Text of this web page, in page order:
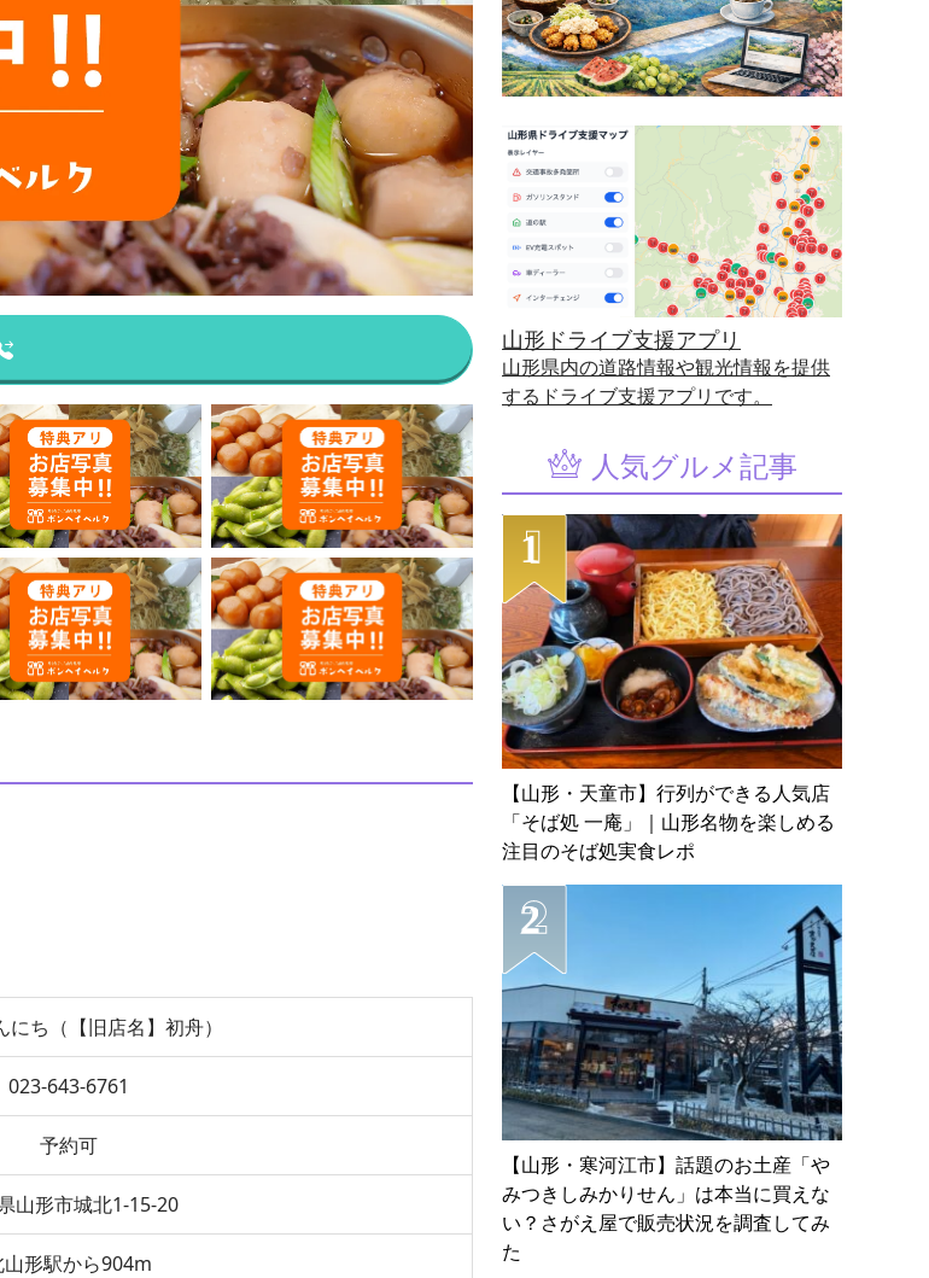
にち（【旧店名】初舟）
023-643-6761
予約可
山形市城北1-15-20
山形駅から904m
山形ドライブ支援アプリ
山形県内の道路情報や観光情報を提供
するドライブ支援アプリです。
人気グルメ記事
【山形・天童市】行列ができる人気店
「そば処 一庵」｜山形名物を楽しめる
注目のそば処実食レポ
【山形・寒河江市】話題のお土産「や
みつきしみかりせん」は本当に買えな
い？さがえ屋で販売状況を調査してみ
た